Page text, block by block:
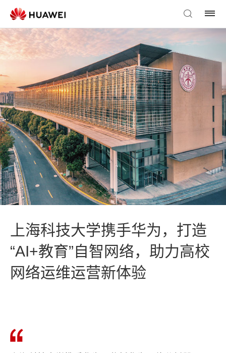
上海科技大学携手华为，打造
“AI+教育”自智网络，助力高校
网络运维运营新体验